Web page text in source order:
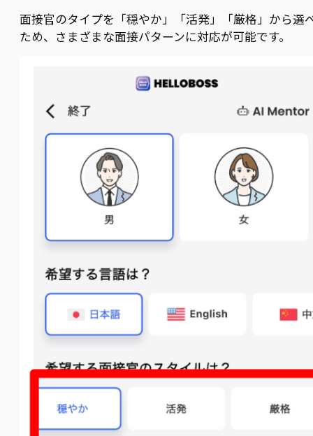
面接官のタイプを「穏やか」「活発」「厳格」から選
ため、さまざまな面接パターンに対応が可能です。